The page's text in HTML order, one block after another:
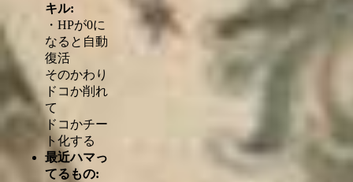
キル:
・HPが0に
なると自動
復活
そのかわり
ドコか削れ
て
ドコかチー
ト化する
最近ハマっ
てるもの: